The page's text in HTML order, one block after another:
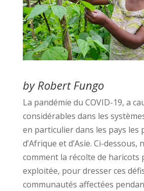
by Robert Fungo
La pandémie du COVID-19, a
considérables dans les
en particulier dans les pays les
d’Afrique et d’Asie. Ci-
comment la récolte de haricots
exploitée, pour dresser ces
communautés affectées